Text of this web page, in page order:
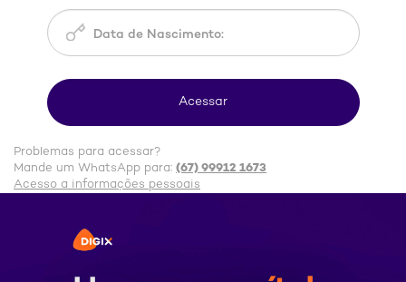
Problemas para acessar?
Mande um WhatsApp para: (67) 99912 1673
Acesso a informações pessoais